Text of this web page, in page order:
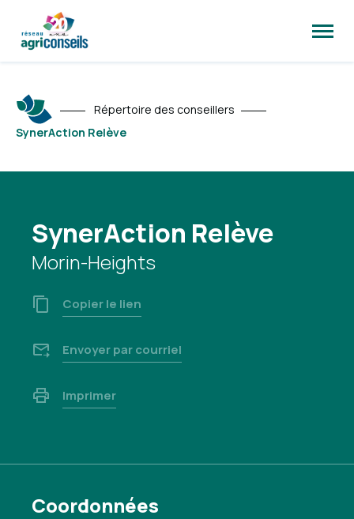
la
Répertoire des conseillers
SynerAction Relève
SynerAction Relève
Morin-Heights
Copier le lien
Envoyer par courriel
Imprimer
Coordonnées